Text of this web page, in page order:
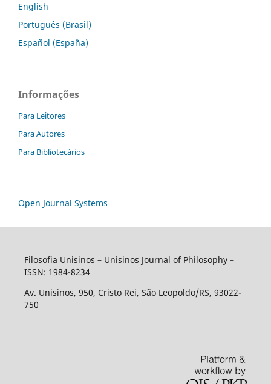
English
Português (Brasil)
Español (España)
Informações
Para Leitores
Para Autores
Para Bibliotecários
Open Journal Systems
Filosofia Unisinos – Unisinos Journal of Philosophy –
ISSN: 1984-8234
Av. Unisinos, 950, Cristo Rei, São Leopoldo/RS, 93022-
750